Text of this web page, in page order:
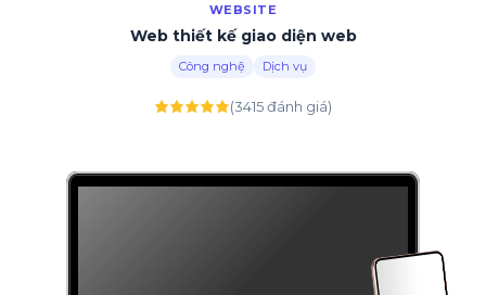
WEBSITE
Web thiết kế giao diện web
Công nghệ Dịch vụ
(3415 đánh giá)